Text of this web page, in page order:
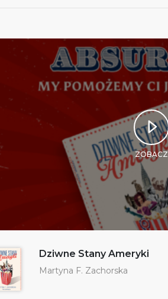
ZOBACZ
Dziwne Stany Ameryki
Martyna F. Zachorska